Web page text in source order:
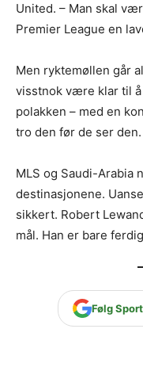
United. – Man skal
Premier League en
Men ryktemøllen går
visstnok være klar til å
polakken – med en
tro den før de ser den.
MLS og Saudi-Arabia
destinasjonene.
sikkert. Robert
mål. Han er bare
Følg